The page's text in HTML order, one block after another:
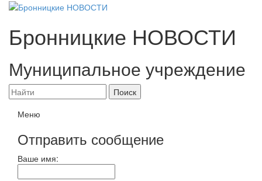
Бронницкие НОВОСТИ
Муниципальное учреждение
Меню
Отправить сообщение
Ваше имя: